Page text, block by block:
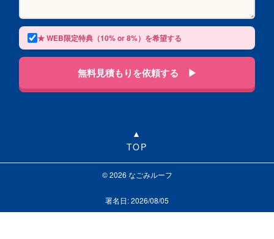
★ WEB限定特典（10% or 8%）を希望する
無料見積もりを依頼する ▶
TOP
© 2026 なごみルーフ
署名日: 2026/08/05